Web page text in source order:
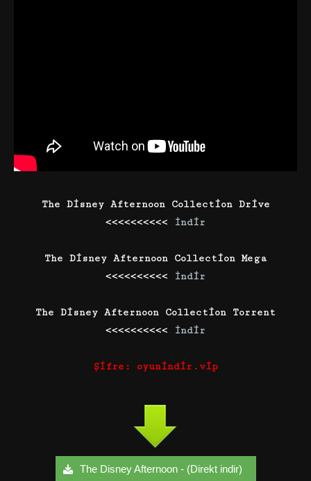
The Disney Afternoon Collection Drive
<<<<<<<<<<
İndir
The Disney Afternoon Collection Mega
<<<<<<<<<<
İndir
The Disney Afternoon Collection Torrent
<<<<<<<<<<
İndir
Şifre: oyunindir.vip
The Disney Afternoon - (Direkt indir)